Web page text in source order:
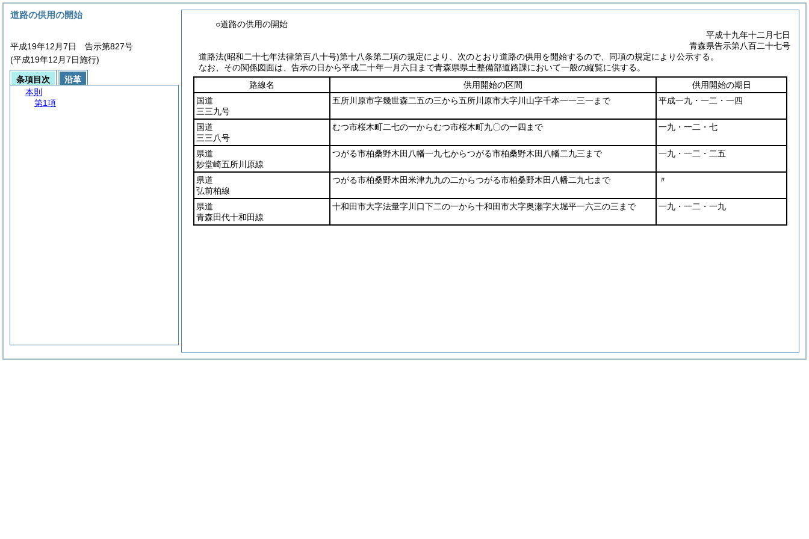
○道路の供用の開始
平成十九年十二月七日
青森県告示第八百二十七号
道路法(昭和二十七年法律第百八十号)第十八条第二項の規定により、次のとおり道路の供用を開始するので、同項の規定により公示する。
なお、その関係図面は、告示の日から平成二十年一月六日まで青森県県土整備部道路課において一般の縦覧に供する。
路線名
供用開始の区間
供用開始の期日
国道
三三九号
五所川原市字幾世森二五の三から五所川原市大字川山字千本一一三一まで 平成一九・一二・一四
国道
三三八号
むつ市桜木町二七の一からむつ市桜木町九〇の一四まで 一九・一二・七
県道
妙堂崎五所川原線
つがる市柏桑野木田八幡一九七からつがる市柏桑野木田八幡二九三まで 一九・一二・二五
県道
弘前柏線
つがる市柏桑野木田米津九九の二からつがる市柏桑野木田八幡二九七まで 〃
県道
青森田代十和田線
十和田市大字法量字川口下二の一から十和田市大字奥瀬字大堀平一六三の三まで 一九・一二・一九
道路の供用の開始
平成19年12月7日 告示第827号
(平成19年12月7日施行)
条項目次
沿革
本則
第1項